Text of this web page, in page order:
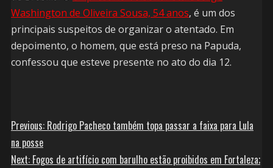
Washington de Oliveira Sousa, 54 anos, é um dos
principais suspeitos de organizar o atentado. Em
depoimento, o homem, que está preso na Papuda,
confessou que esteve presente no ato do dia 12.
Previous: Rodrigo Pacheco também topa passar a faixa para Lula
na posse
Next: Fogos de artifício com barulho estão proibidos em Fortaleza;